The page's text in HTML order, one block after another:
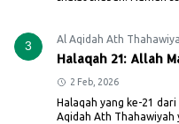
3 Al Aqidah Ath
Halaqah 21: Allah
2 Feb, 2026
Halaqah yang ke-21
Aqidah Ath Thahawiyah